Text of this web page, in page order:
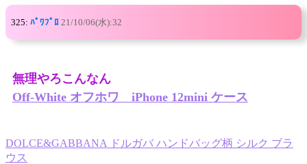
325: ﾊﾟﾜﾌﾟﾛ 21/10/06(水):32
無理やろこんなん
Off-White オフホワ iPhone 12mini ケース
DOLCE&GABBANA ドルガバ ハンドバッグ柄 シルク ブラ
ウス